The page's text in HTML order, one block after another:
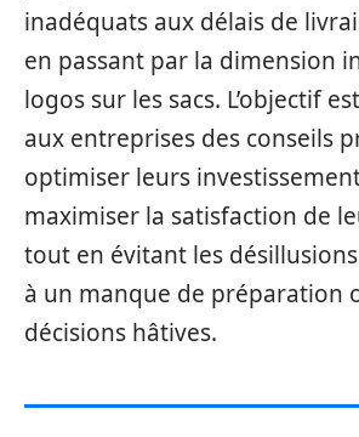
inadéquats aux délais de
en passant par la dimension
logos sur les sacs. L’objectif
aux entreprises des conseils
optimiser leurs
maximiser la satisfaction de
tout en évitant les
à un manque de préparation
décisions hâtives.